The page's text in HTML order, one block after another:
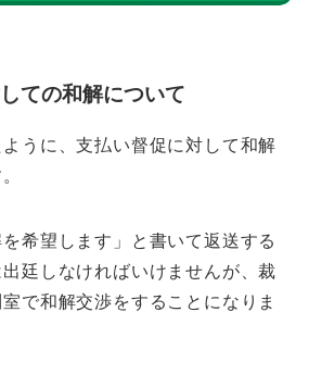
ての和解について
うに、支払い督促に対して和解
希望します」と書いて返送する
廷しなければいけませんが、裁
で和解交渉をすることになりま